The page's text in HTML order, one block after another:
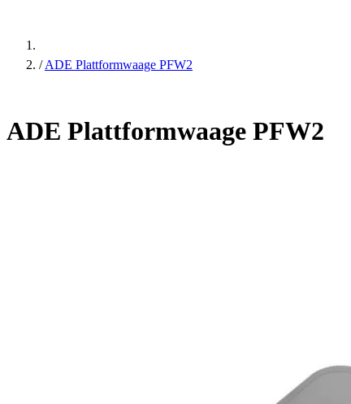
/ ADE Plattformwaage PFW2
ADE Plattformwaage PFW2